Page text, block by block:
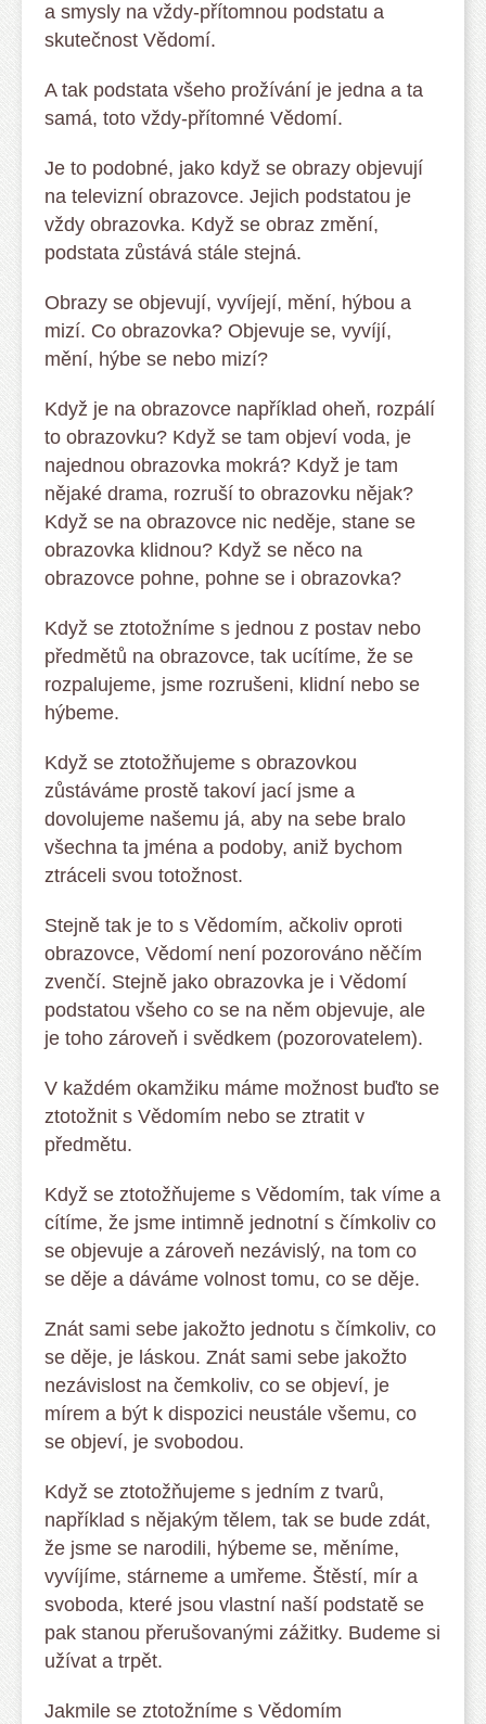
a smysly na vždy-přítomnou podstatu a
skutečnost Vědomí.
A tak podstata všeho prožívání je jedna a ta
samá, toto vždy-přítomné Vědomí.
Je to podobné, jako když se obrazy objevují
na televizní obrazovce. Jejich podstatou je
vždy obrazovka. Když se obraz změní,
podstata zůstává stále stejná.
Obrazy se objevují, vyvíjejí, mění, hýbou a
mizí. Co obrazovka? Objevuje se, vyvíjí,
mění, hýbe se nebo mizí?
Když je na obrazovce například oheň, rozpálí
to obrazovku? Když se tam objeví voda, je
najednou obrazovka mokrá? Když je tam
nějaké drama, rozruší to obrazovku nějak?
Když se na obrazovce nic neděje, stane se
obrazovka klidnou? Když se něco na
obrazovce pohne, pohne se i obrazovka?
Když se ztotožníme s jednou z postav nebo
předmětů na obrazovce, tak ucítíme, že se
rozpalujeme, jsme rozrušeni, klidní nebo se
hýbeme.
Když se ztotožňujeme s obrazovkou
zůstáváme prostě takoví jací jsme a
dovolujeme našemu já, aby na sebe bralo
všechna ta jména a podoby, aniž bychom
ztráceli svou totožnost.
Stejně tak je to s Vědomím, ačkoliv oproti
obrazovce, Vědomí není pozorováno něčím
zvenčí. Stejně jako obrazovka je i Vědomí
podstatou všeho co se na něm objevuje, ale
je toho zároveň i svědkem (pozorovatelem).
V každém okamžiku máme možnost buďto se
ztotožnit s Vědomím nebo se ztratit v
předmětu.
Když se ztotožňujeme s Vědomím, tak víme a
cítíme, že jsme intimně jednotní s čímkoliv co
se objevuje a zároveň nezávislý, na tom co
se děje a dáváme volnost tomu, co se děje.
Znát sami sebe jakožto jednotu s čímkoliv, co
se děje, je láskou. Znát sami sebe jakožto
nezávislost na čemkoliv, co se objeví, je
mírem a být k dispozici neustále všemu, co
se objeví, je svobodou.
Když se ztotožňujeme s jedním z tvarů,
například s nějakým tělem, tak se bude zdát,
že jsme se narodili, hýbeme se, měníme,
vyvíjíme, stárneme a umřeme. Štěstí, mír a
svoboda, které jsou vlastní naší podstatě se
pak stanou přerušovanými zážitky. Budeme si
užívat a trpět.
Jakmile se ztotožníme s Vědomím